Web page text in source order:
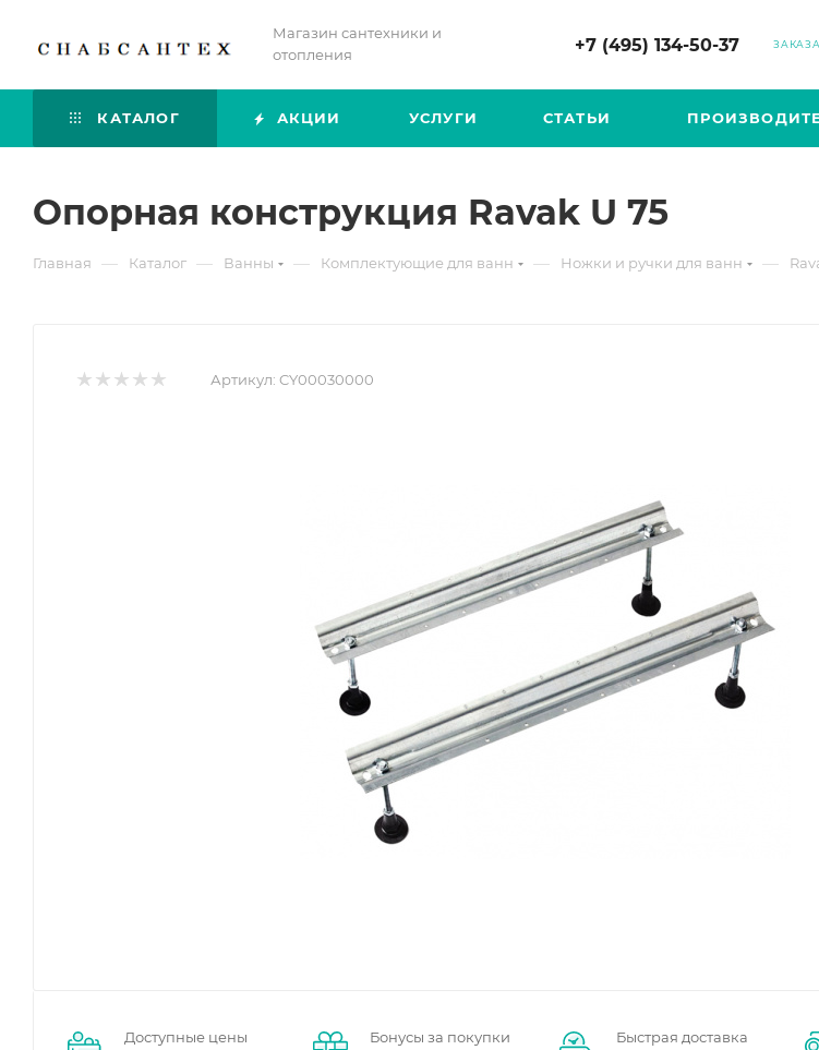
Магазин сантехники и
отопления
+7 (495) 134-50-37
КАТАЛОГ АКЦИИ УСЛУГИ СТАТЬИ
Опорная конструкция Ravak U 75
Главная — Каталог — Ванны — Комплектующие для ванн — Ножки и ручки для ванн —
Артикул: CY00030000
Доступные цены
Бонусы за покупки
Быстрая доставка